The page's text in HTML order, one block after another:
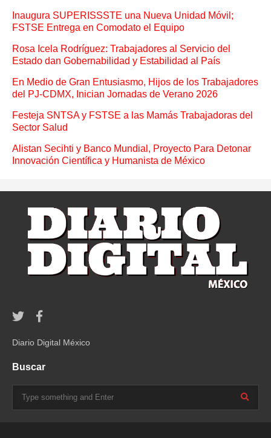
Inaugura SUPERISSSTE una Nueva Unidad Móvil;
FSTSE Entrega en Comodato el Equipo
Rosa Icela Rodríguez: Trabajadores al Servicio del
Estado dan Gobernabilidad y Estabilidad al País
En Medio de Gran Entusiasmo, Hijos de los Trabajadores
del PJ-CDMX, Inician Jornadas de Verano 2026
Festeja SNTSA y FSTSE a las Mamás Trabajadoras del
Sector Salud
Alistan Secihti y Banco Mundial, Proyecto Para Detonar
Innovación Científica y Humanista de México
Diario Digital México
Buscar